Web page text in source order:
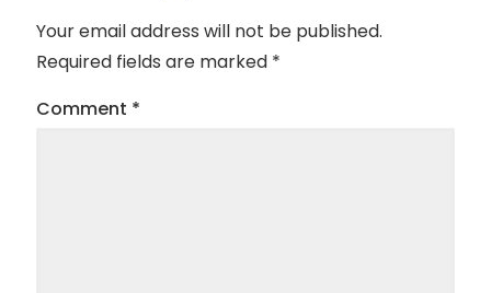
Your email address will not be published.
Required fields are marked *
Comment *